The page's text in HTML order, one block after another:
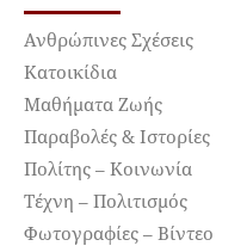
Ανθρώπινες Σχέσεις
Κατοικίδια
Μαθήματα Ζωής
Παραβολές & Ιστορίες
Πολίτης – Κοινωνία
Τέχνη – Πολιτισμός
Φωτογραφίες – Βίντεο